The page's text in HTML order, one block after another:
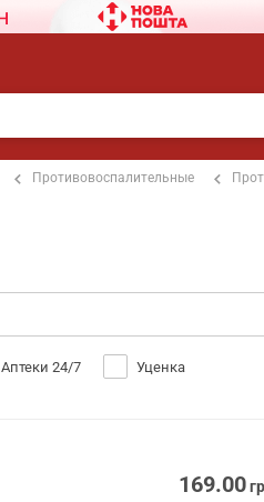
Противовоспалительные
Аптеки 24/7 Уценка
169.00